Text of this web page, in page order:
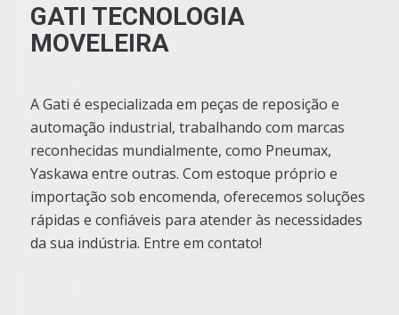
GATI TECNOLOGIA
MOVELEIRA
A Gati é especializada em peças de reposição e
automação industrial, trabalhando com marcas
reconhecidas mundialmente, como Pneumax,
Yaskawa entre outras. Com estoque próprio e
importação sob encomenda, oferecemos soluções
rápidas e confiáveis para atender às necessidades
da sua indústria. Entre em contato!